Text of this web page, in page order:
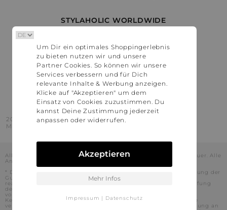
STYLAHOLIC WORLDWIDE
Österreich
Schweiz
France
United States
2016 - 2026 © Stylaholic.
Made for you with love in munich.
Alle Preise inkl. der jeweils geltenden gesetzlichen Mehrwertsteuer. Alle
Angaben ohne Gewähr.
* Die angezeigten Preise beinhalten Rabatte, die durch die Nutzung der
Gutschein-Codes auf den Seiten unserer Partner voraussichtlich
realisiert werden können. Stylaholic führt keine vollständige Prüfung
der Gutschein-Codes durch und es kann daher in Einzelfällen
vorkommen, dass die Gutscheine abweichend von unserem
Kenntnisstand bei dem jeweiligen Shop nicht oder nur teilweise
verwendet werden können. Darüber hinaus kann deren Verwendung an
Um Dir ein optimales Shoppingerlebnis
zu bieten nutzen wir und unsere
Partner Cookies. So können wir unsere
Services verbessern und für Dich
relevante Inhalte & Werbung anzeigen.
Klicke auf "Akzeptieren" um dem
Einsatz von Cookies zuzustimmen. Du
kannst Deine Zustimmung jederzeit
anpassen oder widerrufen.
Akzeptieren
Mehr Infos
Impressum | Datenschutz